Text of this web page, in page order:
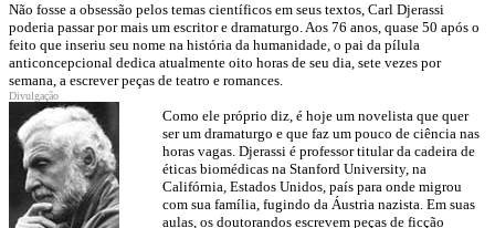
Não fosse a obsessão pelos temas científicos em seus textos, Carl Djerassi
poderia passar por mais um escritor e dramaturgo. Aos 76 anos, quase 50 após o
feito que inseriu seu nome na história da humanidade, o pai da pílula
anticoncepcional dedica atualmente oito horas de seu dia, sete vezes por
semana, a escrever peças de teatro e romances.
Divulgação
Como ele próprio diz, é hoje um novelista que quer
ser um dramaturgo e que faz um pouco de ciência nas
horas vagas. Djerassi é professor titular da cadeira de
éticas biomédicas na Stanford University, na
Califórnia, Estados Unidos, país para onde migrou
com sua família, fugindo da Áustria nazista. Em suas
aulas, os doutorandos escrevem peças de ficção